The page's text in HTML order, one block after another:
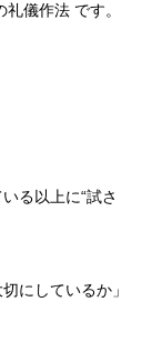
儀作法 です。
る以上に“試さ
にしているか」